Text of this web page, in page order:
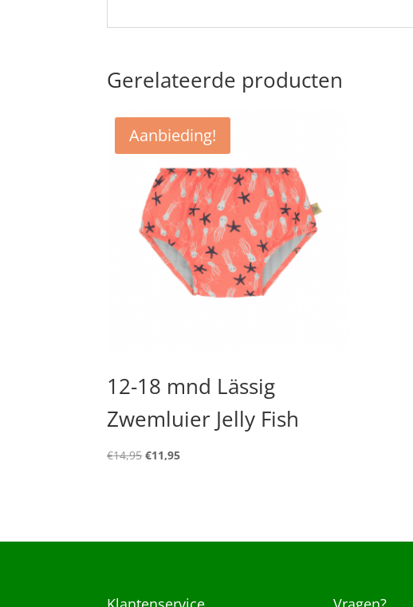
Gerelateerde producten
Aanbieding!
12-18 mnd Lässig
Zwemluier Jelly Fish
€14,95Oorspronkelijke
€11,95Huidige